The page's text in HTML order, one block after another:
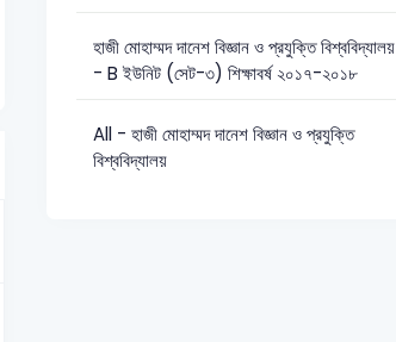
হাজী মোহাম্মদ দানেশ বিজ্ঞান ও প্রযুক্তি বিশ্ববিদ্যালয়
- B ইউনিট (সেট-৩) শিক্ষাবর্ষ ২০১৭-২০১৮
All - হাজী মোহাম্মদ দানেশ বিজ্ঞান ও প্রযুক্তি
বিশ্ববিদ্যালয়